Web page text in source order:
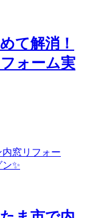
て解消！
ォーム実